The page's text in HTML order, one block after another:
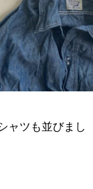
ャツも並びまし